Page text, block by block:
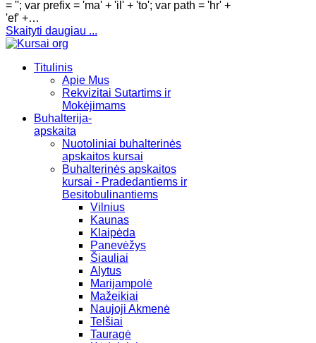
= ''; var prefix = 'ma' + 'il' + 'to'; var path = 'hr' +
'ef' +…
Skaityti daugiau ...
Titulinis
Apie Mus
Rekvizitai Sutartims ir
Mokėjimams
Buhalterija-
apskaita
Nuotoliniai buhalterinės
apskaitos kursai
Buhalterinės apskaitos
kursai - Pradedantiems ir
Besitobulinantiems
Vilnius
Kaunas
Klaipėda
Panevėžys
Šiauliai
Alytus
Marijampolė
Mažeikiai
Naujoji Akmenė
Telšiai
Tauragė